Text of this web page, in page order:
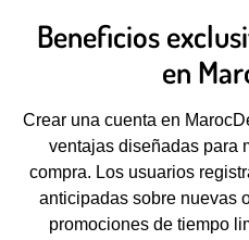
Beneficios
en
Crear una cuenta en
ventajas diseñadas para
compra. Los usuarios
anticipadas sobre nuevas
promociones de tiempo